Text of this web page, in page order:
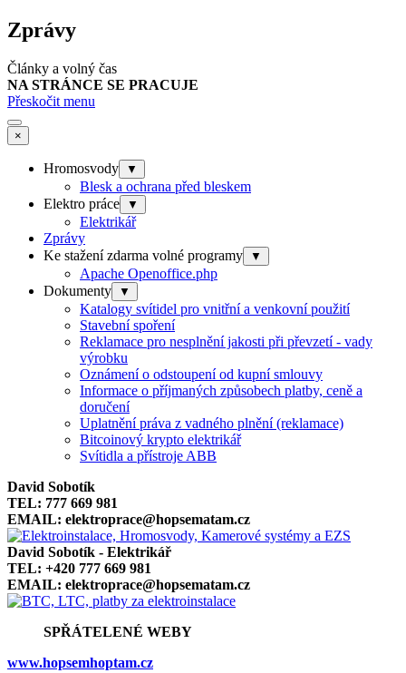
Zprávy
Články a volný čas
NA STRÁNCE SE PRACUJE
Přeskočit menu
×
Hromosvody ▼
Blesk a ochrana před bleskem
Elektro práce
▼
Elektrikář
Zprávy
Ke stažení zdarma volné programy
▼
Apache Openoffice.php
Dokumenty
▼
Katalogy svítidel pro vnitřní a venkovní použití
Stavební spoření
Reklamace pro nesplnění jakosti při převzetí - vady
výrobku
Oznámení o odstoupení od kupní smlouvy
Informace o příjmaných způsobech platby, ceně a
doručení
Uplatnění práva z vadného plnění (reklamace)
Bitcoinový krypto elektrikář
Svítidla a přístroje ABB
David Sobotík
TEL: 777 669 981
EMAIL: elektroprace@hopsematam.cz
David Sobotík - Elektrikář
TEL: +420 777 669 981
EMAIL: elektroprace@hopsematam.cz
SPŘÁTELENÉ WEBY
www.hopsemhoptam.cz